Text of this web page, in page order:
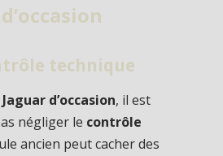
technique
Jaguar d’occasion, il est
négliger le contrôle
ancien peut cacher des